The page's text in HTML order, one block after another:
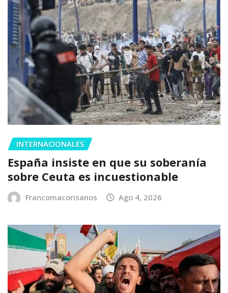
INTERNACIONALES
España insiste en que su soberanía
sobre Ceuta es incuestionable
Francomacorisanos Ago 4, 2026